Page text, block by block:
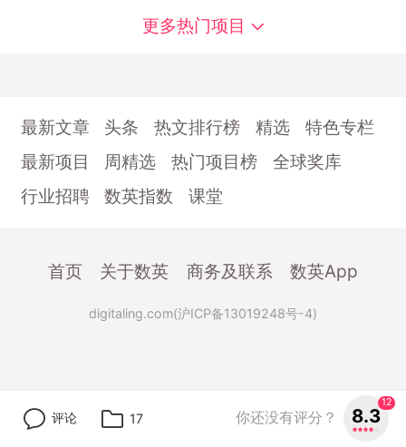
更多热门项目
评论 17 你还没有评分？ 8.3
12
最新文章 头条 热文排行榜 精选
特色专栏
最新项目
周精选 热门项目榜
全球奖库
行业招聘
数英指数 课堂
首页 关于数英 商务及联系 数英App
digitaling.com(沪ICP备13019248号-4)